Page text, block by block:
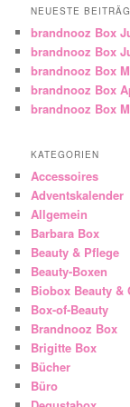
NEUESTE
brandnooz Box
brandnooz Box
brandnooz Box
brandnooz Box
brandnooz Box
KATEGORIEN
Accessoires
Adventskalender
Allgemein
Barbara Box
Beauty & Pflege
Beauty-Boxen
Biobox Beauty &
Box-of-Beauty
Brandnooz Box
Brigitte Box
Bücher
Büro